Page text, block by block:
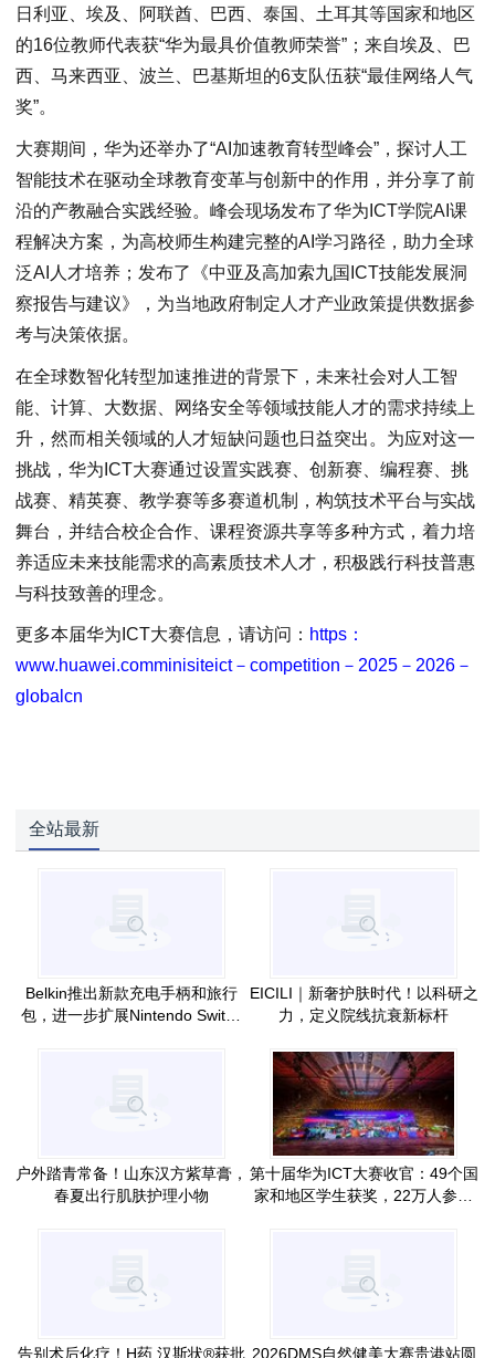
日利亚、埃及、阿联酋、巴西、泰国、土耳其等国家和地区
的16位教师代表获“华为最具价值教师荣誉”；来自埃及、巴
西、马来西亚、波兰、巴基斯坦的6支队伍获“最佳网络人气
奖”。
大赛期间，华为还举办了“AI加速教育转型峰会”，探讨人工
智能技术在驱动全球教育变革与创新中的作用，并分享了前
沿的产教融合实践经验。峰会现场发布了华为ICT学院AI课
程解决方案，为高校师生构建完整的AI学习路径，助力全球
泛AI人才培养；发布了《中亚及高加索九国ICT技能发展洞
察报告与建议》，为当地政府制定人才产业政策提供数据参
考与决策依据。
在全球数智化转型加速推进的背景下，未来社会对人工智
能、计算、大数据、网络安全等领域技能人才的需求持续上
升，然而相关领域的人才短缺问题也日益突出。为应对这一
挑战，华为ICT大赛通过设置实践赛、创新赛、编程赛、挑
战赛、精英赛、教学赛等多赛道机制，构筑技术平台与实战
舞台，并结合校企合作、课程资源共享等多种方式，着力培
养适应未来技能需求的高素质技术人才，积极践行科技普惠
与科技致善的理念。
更多本届华为ICT大赛信息，请访问： https：
www.huawei.comminisiteict－competition－2025－2026－
globalcn
全站最新
Belkin推出新款充电手柄和旅行
包，进一步扩展Nintendo Switch
EICILI｜新奢护肤时代！以科研之
力，定义院线抗衰新标杆
户外踏青常备！山东汉方紫草膏，
春夏出行肌肤护理小物
第十届华为ICT大赛收官：49个国
家和地区学生获奖，22万人参赛
告别术后化疗！H药 汉斯状®获批 2026DMS自然健美大赛贵港站圆